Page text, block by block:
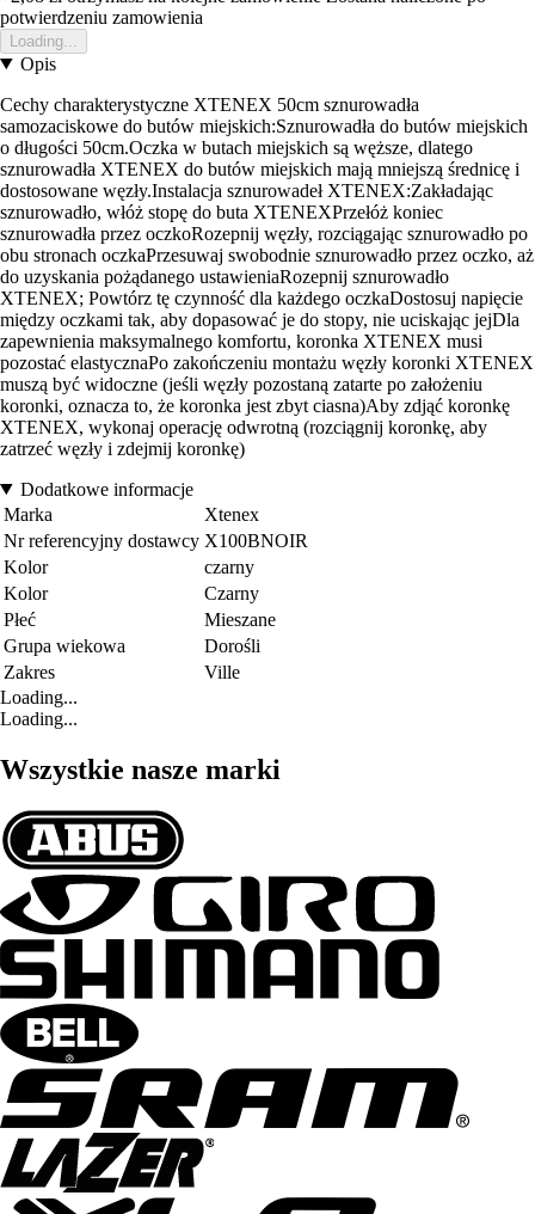
potwierdzeniu zamowienia
Loading...
Opis
Cechy charakterystyczne XTENEX 50cm sznurowadła
samozaciskowe do butów miejskich:Sznurowadła do butów miejskich
o długości 50cm.Oczka w butach miejskich są węższe, dlatego
sznurowadła XTENEX do butów miejskich mają mniejszą średnicę i
dostosowane węzły.Instalacja sznurowadeł XTENEX:Zakładając
sznurowadło, włóż stopę do buta XTENEXPrzełóż koniec
sznurowadła przez oczkoRozepnij węzły, rozciągając sznurowadło po
obu stronach oczkaPrzesuwaj swobodnie sznurowadło przez oczko, aż
do uzyskania pożądanego ustawieniaRozepnij sznurowadło
XTENEX; Powtórz tę czynność dla każdego oczkaDostosuj napięcie
między oczkami tak, aby dopasować je do stopy, nie uciskając jejDla
zapewnienia maksymalnego komfortu, koronka XTENEX musi
pozostać elastycznaPo zakończeniu montażu węzły koronki XTENEX
muszą być widoczne (jeśli węzły pozostaną zatarte po założeniu
koronki, oznacza to, że koronka jest zbyt ciasna)Aby zdjąć koronkę
XTENEX, wykonaj operację odwrotną (rozciągnij koronkę, aby
zatrzeć węzły i zdejmij koronkę)
Dodatkowe informacje
Marka
Xtenex
Nr referencyjny dostawcy X100BNOIR
Kolor
czarny
Kolor
Czarny
Płeć
Mieszane
Grupa wiekowa
Dorośli
Zakres
Ville
Loading...
Loading...
Wszystkie nasze marki